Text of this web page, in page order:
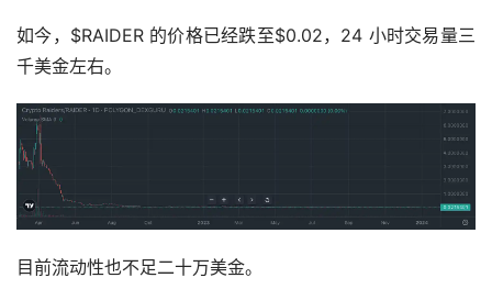
如今，$RAIDER 的价格已经跌至$0.02，24 小时交易量三
千美金左右。
目前流动性也不足二十万美金。